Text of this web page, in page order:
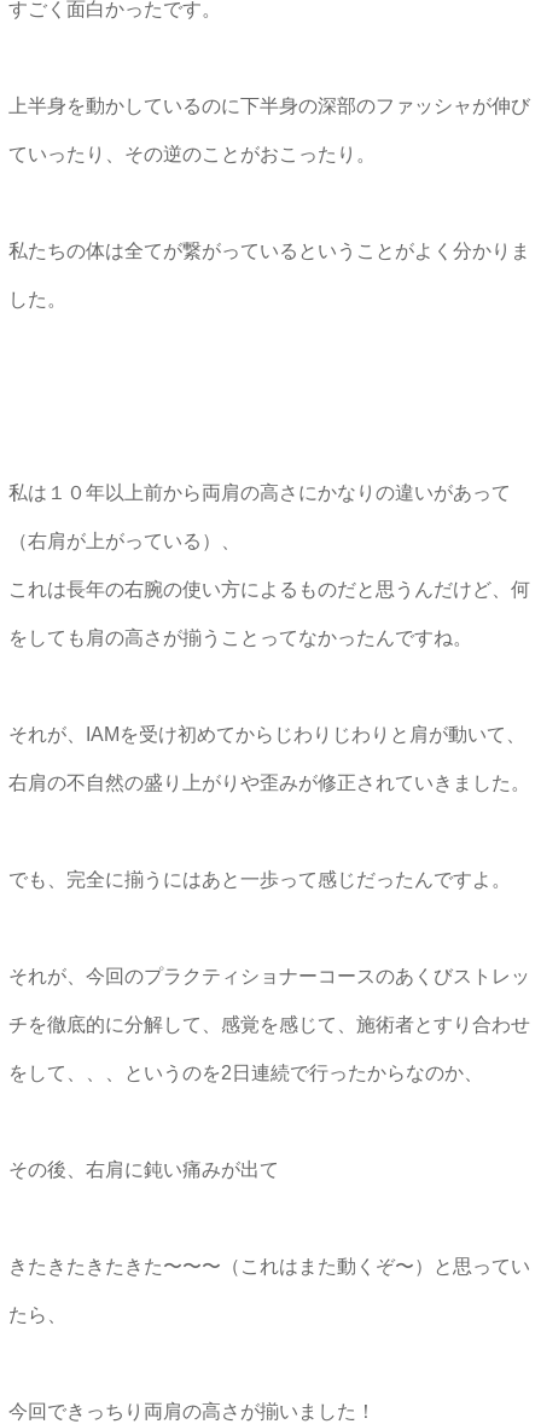
すごく面白かったです。
上半身を動かしているのに下半身の深部のファッシャが伸び
ていったり、その逆のことがおこったり。
私たちの体は全てが繋がっているということがよく分かりま
した。
私は１０年以上前から両肩の高さにかなりの違いがあって
（右肩が上がっている）、
これは長年の右腕の使い方によるものだと思うんだけど、何
をしても肩の高さが揃うことってなかったんですね。
それが、IAMを受け初めてからじわりじわりと肩が動いて、
右肩の不自然の盛り上がりや歪みが修正されていきました。
でも、完全に揃うにはあと一歩って感じだったんですよ。
それが、今回のプラクティショナーコースのあくびストレッ
チを徹底的に分解して、感覚を感じて、施術者とすり合わせ
をして、、、というのを2日連続で行ったからなのか、
その後、右肩に鈍い痛みが出て
きたきたきたきた〜〜〜（これはまた動くぞ〜）と思ってい
たら、
今回できっちり両肩の高さが揃いました！